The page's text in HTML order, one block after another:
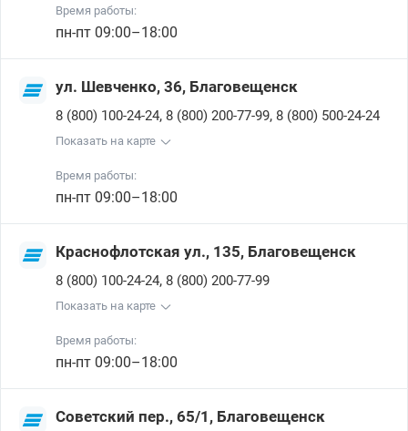
Время работы:
пн-пт 09:00–18:00
ул. Шевченко, 36, Благовещенск
8 (800) 100-24-24, 8 (800) 200-77-99, 8 (800) 500-24-24
Показать на карте
Время работы:
пн-пт 09:00–18:00
Краснофлотская ул., 135, Благовещенск
8 (800) 100-24-24, 8 (800) 200-77-99
Показать на карте
Время работы:
пн-пт 09:00–18:00
Советский пер., 65/1, Благовещенск